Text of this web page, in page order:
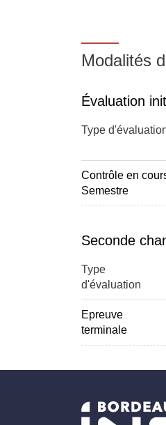
Modalités
Évaluation
Type
Contrôle en
Semestre
Seconde
Type
d'évaluation
Epreuve
terminale